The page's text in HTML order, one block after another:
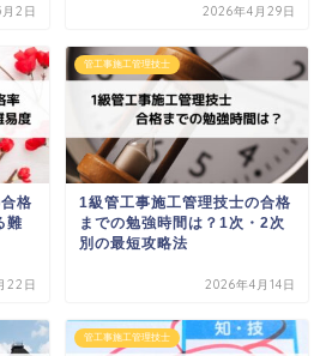
2日 2026年4月29日
格
難
22日
管工事施工管理技士
1級管工事施工管理技士の合格
までの勉強時間は？1次・2次
別の最短攻略法
2026年4月14日
管工事施工管理技士